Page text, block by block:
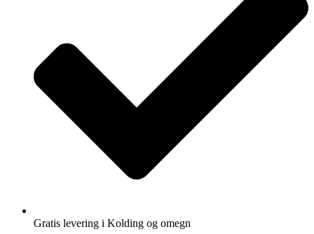
Gratis levering i Kolding og omegn